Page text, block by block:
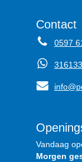
Contact
0597
Vandaag
Morgen